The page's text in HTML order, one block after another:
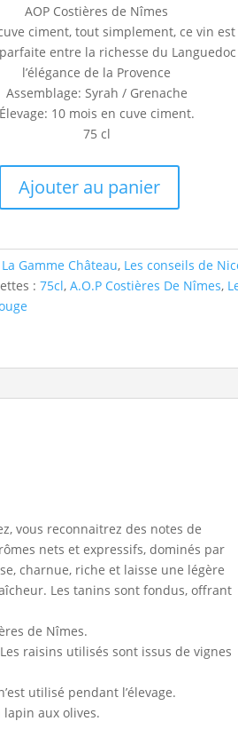
AOP Costières de Nîmes
ciment, tout simplement, ce vin est
entre la richesse du
l’élégance de la Provence
Assemblage: Syrah / Grenache
Élevage: 10 mois en cuve ciment.
75 cl
Ajouter au panier
La Gamme Château, Les conseils de
:75cl,A.O.P Costières De Nîmes,
vous reconnaitrez des notes de
nets et expressifs, dominés par
charnue, riche et laisse une légère
Les tanins sont fondus, offrant
de Nîmes.
raisins utilisés sont issus de vignes
utilisé pendant l’élevage.
lapin aux olives.